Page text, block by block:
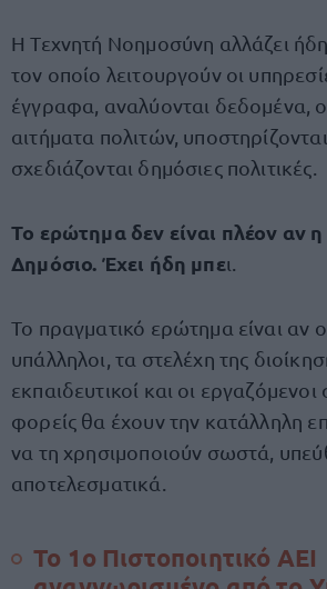
Η Τεχνητή Νοημοσύνη αλλάζει
τον οποίο λειτουργούν οι
έγγραφα, αναλύονται δεδομένα,
αιτήματα πολιτών,
σχεδιάζονται δημόσιες πολιτικές.
Το ερώτημα δεν είναι πλέον αν
Δημόσιο. Έχει ήδη μπει.
Το πραγματικό ερώτημα είναι αν
υπάλληλοι, τα στελέχη της
εκπαιδευτικοί και οι
φορείς θα έχουν την κατάλληλη
να τη χρησιμοποιούν σωστά,
αποτελεσματικά.
Το 1ο Πιστοποιητικό ΑΕΙ